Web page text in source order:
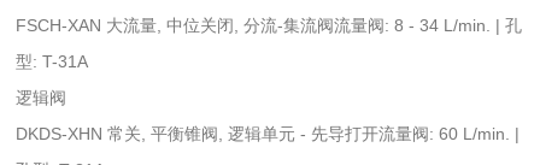
FSCH-XAN 大流量, 中位关闭, 分流-集流阀流量阀: 8 - 34 L/min. | 孔
型: T-31A
逻辑阀
DKDS-XHN 常关, 平衡锥阀, 逻辑单元 - 先导打开流量阀: 60 L/min. |